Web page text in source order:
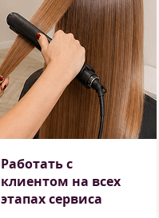
Работать с
клиентом на всех
этапах сервиса